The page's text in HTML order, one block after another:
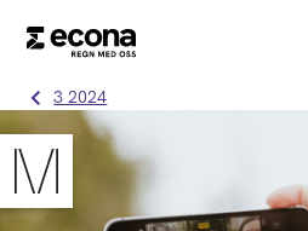
3 2024